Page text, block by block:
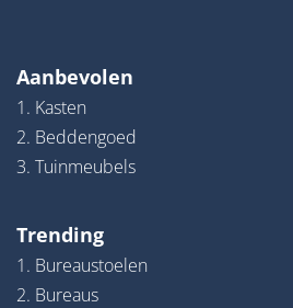
Aanbevolen
1. Kasten
2. Beddengoed
3. Tuinmeubels
Trending
1. Bureaustoelen
2. Bureaus